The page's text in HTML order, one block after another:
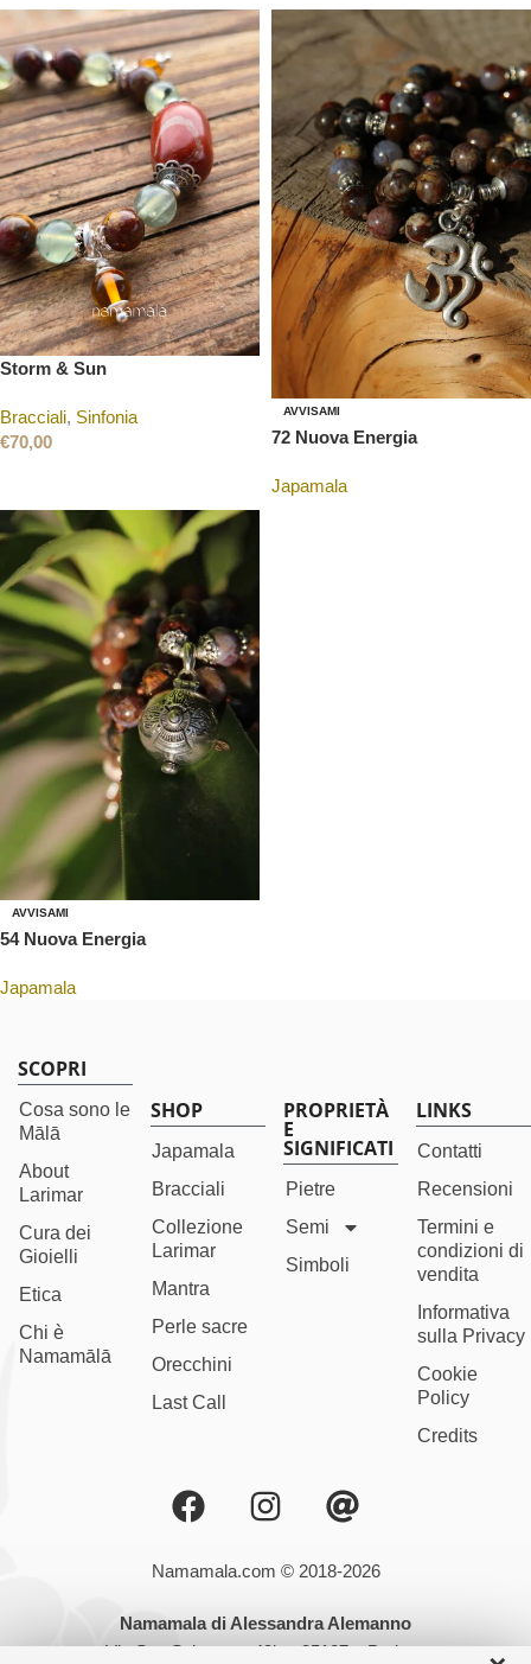
Storm & Sun
Bracciali, Sinfonia
€70,00
AVVISAMI
72 Nuova Energia
Japamala
AVVISAMI
54 Nuova Energia
Japamala
SCOPRI
Cosa sono le
Mālā
About
Larimar
Cura dei
Gioielli
Etica
Chi è
Namamālā
SHOP
Japamala
Bracciali
Collezione
Larimar
Mantra
Perle sacre
Orecchini
Last Call
PROPRIETÀ
E
SIGNIFICATI
Pietre
Semi
Simboli
LINKS
Contatti
Recensioni
Termini e
condizioni di
vendita
Informativa
sulla Privacy
Cookie
Policy
Credits
Namamala.com © 2018-2026
Namamala di Alessandra Alemanno
Via San Salvatore, 49b – 35127 – Padova